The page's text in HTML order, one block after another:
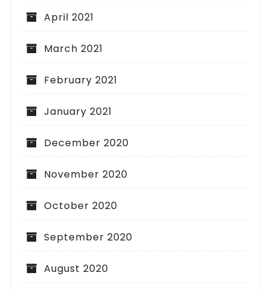
April 2021
March 2021
February 2021
January 2021
December 2020
November 2020
October 2020
September 2020
August 2020